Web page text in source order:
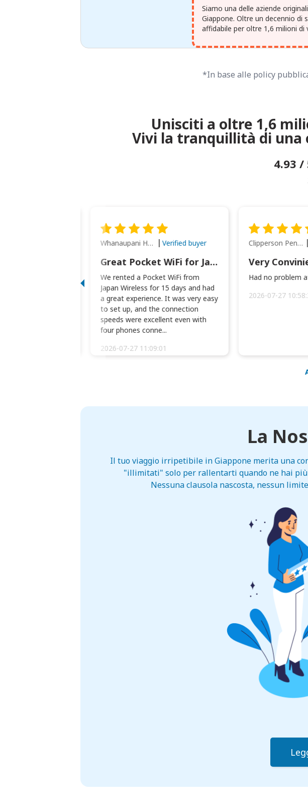
Siamo una delle aziende
Giappone. Oltre un decennio di
affidabile per oltre 1,6 milioni di
*In base alle policy
Unisciti a oltre 1,6
Vivi la tranquillità di una
4.93 /
Whanaupani Henry Joseph Macown Verified buyer
Great Pocket WiFi for Japan Travel
We rented a Pocket WiFi from
Japan Wireless for 15 days and had
a great experience. It was very easy
to set up, and the connection
speeds were excellent even with
four phones conne...
2026-07-27 11:09:01
Clipperson Penilla
Very
Had no problem
2026-07-27
La
Il tuo viaggio irripetibile in Giappone merita una
"illimitati" solo per rallentarti quando ne hai
Nessuna clausola nascosta, nessun